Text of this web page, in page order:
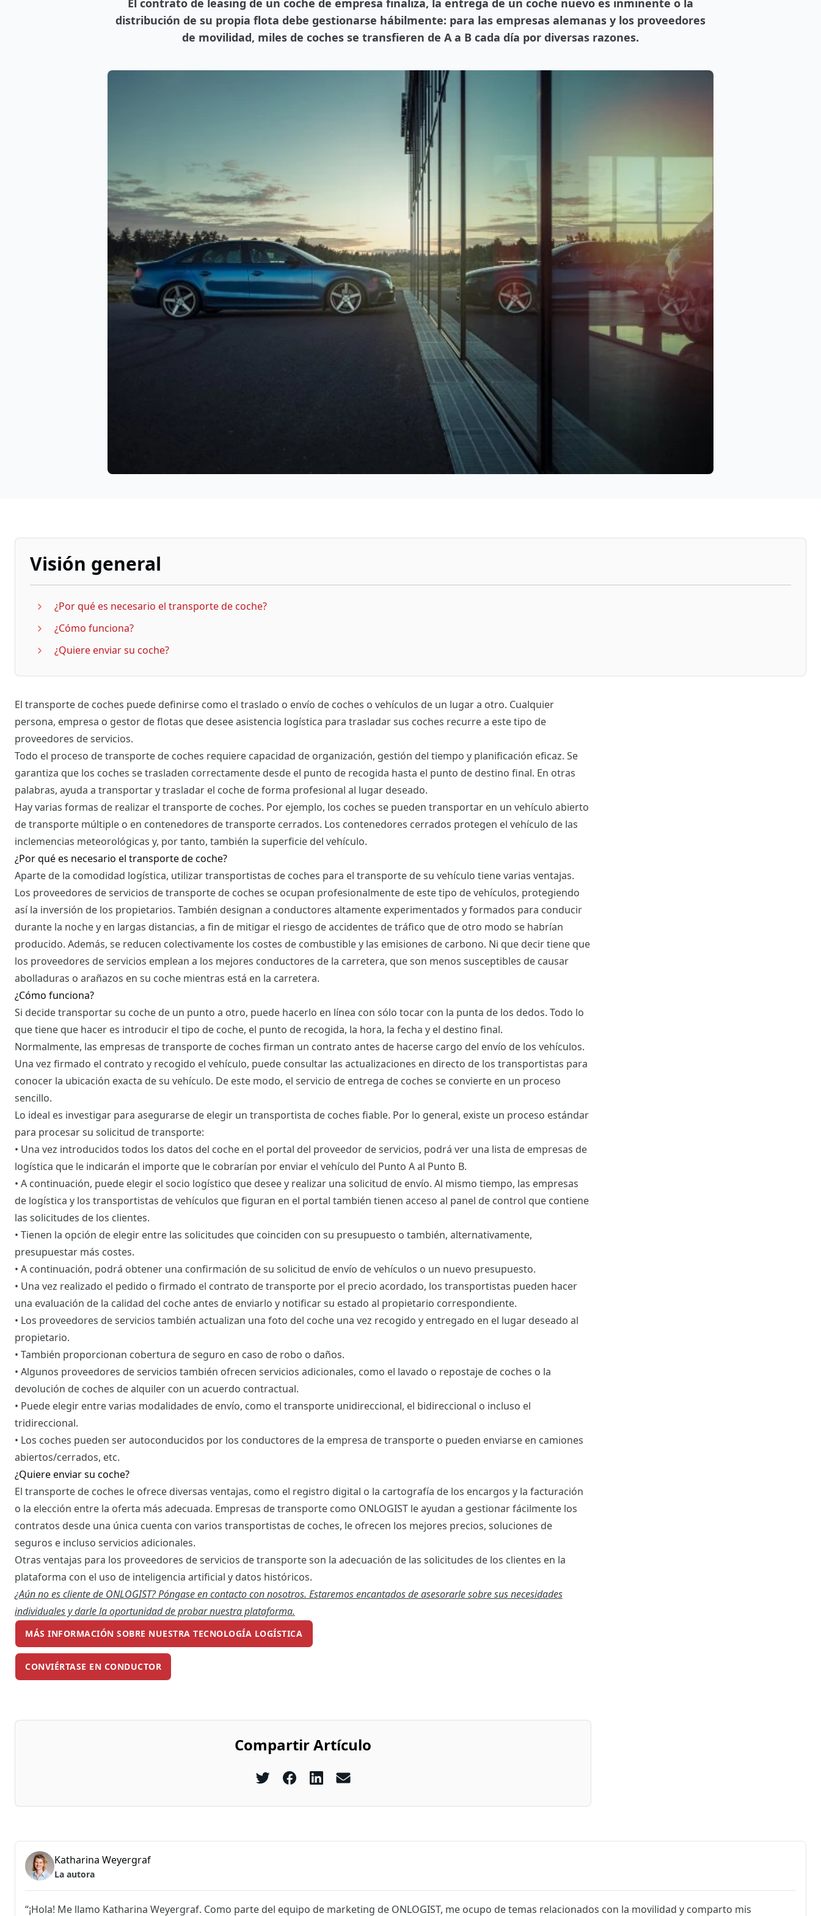
El contrato de leasing de un coche de empresa finaliza, la entrega de un coche nuevo es inminente o la
distribución de su propia flota debe gestionarse hábilmente: para las empresas alemanas y los proveedores
de movilidad, miles de coches se transfieren de A a B cada día por diversas razones.
Katharina Weyergraf
La autora
“¡Hola! Me llamo Katharina Weyergraf. Como parte del equipo de marketing de ONLOGIST, me ocupo de temas relacionados con la movilidad y comparto mis
El transporte de coches puede definirse como el traslado o envío de coches o vehículos de un lugar a otro. Cualquier
persona, empresa o gestor de flotas que desee asistencia logística para trasladar sus coches recurre a este tipo de
proveedores de servicios.
Todo el proceso de transporte de coches requiere capacidad de organización, gestión del tiempo y planificación eficaz. Se
garantiza que los coches se trasladen correctamente desde el punto de recogida hasta el punto de destino final. En otras
palabras, ayuda a transportar y trasladar el coche de forma profesional al lugar deseado.
Hay varias formas de realizar el transporte de coches. Por ejemplo, los coches se pueden transportar en un vehículo abierto
de transporte múltiple o en contenedores de transporte cerrados. Los contenedores cerrados protegen el vehículo de las
inclemencias meteorológicas y, por tanto, también la superficie del vehículo.
¿Por qué es necesario el transporte de coche?
Aparte de la comodidad logística, utilizar transportistas de coches para el transporte de su vehículo tiene varias ventajas.
Los proveedores de servicios de transporte de coches se ocupan profesionalmente de este tipo de vehículos, protegiendo
así la inversión de los propietarios. También designan a conductores altamente experimentados y formados para conducir
durante la noche y en largas distancias, a fin de mitigar el riesgo de accidentes de tráfico que de otro modo se habrían
producido. Además, se reducen colectivamente los costes de combustible y las emisiones de carbono. Ni que decir tiene que
los proveedores de servicios emplean a los mejores conductores de la carretera, que son menos susceptibles de causar
abolladuras o arañazos en su coche mientras está en la carretera.
¿Cómo funciona?
Si decide transportar su coche de un punto a otro, puede hacerlo en línea con sólo tocar con la punta de los dedos. Todo lo
que tiene que hacer es introducir el tipo de coche, el punto de recogida, la hora, la fecha y el destino final.
Normalmente, las empresas de transporte de coches firman un contrato antes de hacerse cargo del envío de los vehículos.
Una vez firmado el contrato y recogido el vehículo, puede consultar las actualizaciones en directo de los transportistas para
conocer la ubicación exacta de su vehículo. De este modo, el servicio de entrega de coches se convierte en un proceso
sencillo.
Lo ideal es investigar para asegurarse de elegir un transportista de coches fiable. Por lo general, existe un proceso estándar
para procesar su solicitud de transporte:
• Una vez introducidos todos los datos del coche en el portal del proveedor de servicios, podrá ver una lista de empresas de
logística que le indicarán el importe que le cobrarían por enviar el vehículo del Punto A al Punto B.
• A continuación, puede elegir el socio logístico que desee y realizar una solicitud de envío. Al mismo tiempo, las empresas
de logística y los transportistas de vehículos que figuran en el portal también tienen acceso al panel de control que contiene
las solicitudes de los clientes.
• Tienen la opción de elegir entre las solicitudes que coinciden con su presupuesto o también, alternativamente,
presupuestar más costes.
• A continuación, podrá obtener una confirmación de su solicitud de envío de vehículos o un nuevo presupuesto.
• Una vez realizado el pedido o firmado el contrato de transporte por el precio acordado, los transportistas pueden hacer
una evaluación de la calidad del coche antes de enviarlo y notificar su estado al propietario correspondiente.
• Los proveedores de servicios también actualizan una foto del coche una vez recogido y entregado en el lugar deseado al
propietario.
• También proporcionan cobertura de seguro en caso de robo o daños.
• Algunos proveedores de servicios también ofrecen servicios adicionales, como el lavado o repostaje de coches o la
devolución de coches de alquiler con un acuerdo contractual.
• Puede elegir entre varias modalidades de envío, como el transporte unidireccional, el bidireccional o incluso el
tridireccional.
• Los coches pueden ser autoconducidos por los conductores de la empresa de transporte o pueden enviarse en camiones
abiertos/cerrados, etc.
¿Quiere enviar su coche?
El transporte de coches le ofrece diversas ventajas, como el registro digital o la cartografía de los encargos y la facturación
o la elección entre la oferta más adecuada. Empresas de transporte como ONLOGIST le ayudan a gestionar fácilmente los
contratos desde una única cuenta con varios transportistas de coches, le ofrecen los mejores precios, soluciones de
seguros e incluso servicios adicionales.
Otras ventajas para los proveedores de servicios de transporte son la adecuación de las solicitudes de los clientes en la
plataforma con el uso de inteligencia artificial y datos históricos.
¿Aún no es cliente de ONLOGIST? Póngase en contacto con nosotros. Estaremos encantados de asesorarle sobre sus necesidades
individuales y darle la oportunidad de probar nuestra plataforma.
MÁS INFORMACIÓN SOBRE NUESTRA TECNOLOGÍA LOGÍSTICA
CONVIÉRTASE EN CONDUCTOR
Compartir Artículo
Visión general
¿Por qué es necesario el transporte de coche?
¿Cómo funciona?
¿Quiere enviar su coche?